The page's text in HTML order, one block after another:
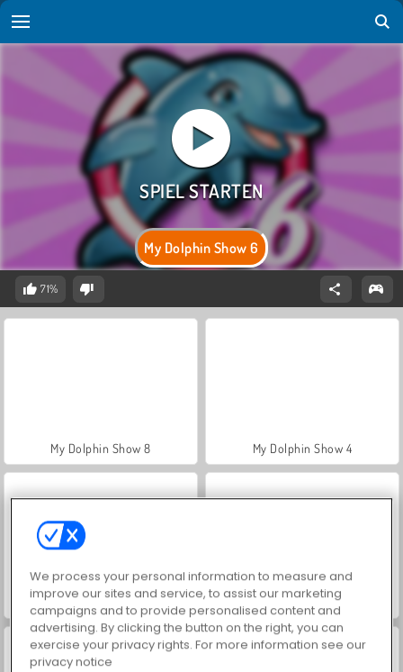
My Dolphin Show 6
71%
My Dolphin Show 8 My Dolphin Show 4
My Dolphin Show 7 My Dolphin Show 5
We process your personal information to measure and
improve our sites and service, to assist our marketing
campaigns and to provide personalised content and
advertising. By clicking the button on the right, you can
exercise your privacy rights. For more information see our
privacy notice